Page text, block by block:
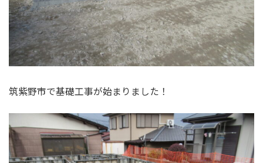
筑紫野市で基礎工事が始まりました！